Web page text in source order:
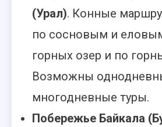
(Урал). Конные
по сосновым и
горных озер и по
Возможны
многодневные туры.
Побережье Байкала